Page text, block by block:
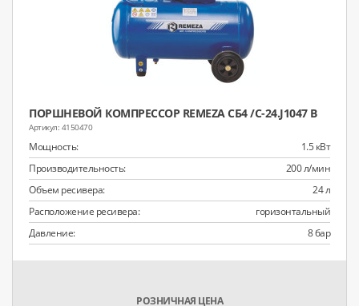
ПОРШНЕВОЙ КОМПРЕССОР REMEZA СБ4 /С-24.J1047 B
4150470
Мощность:
1.5 кВт
Производительность:
200 л/мин
Объем ресивера:
24 л
Расположение ресивера:
горизонтальный
Давление:
8 бар
РОЗНИЧНАЯ ЦЕНА